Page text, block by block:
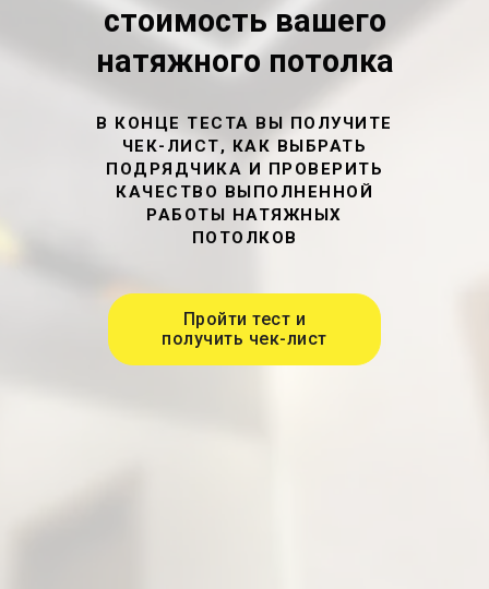
стоимость вашего
натяжного потолка
В КОНЦЕ ТЕСТА ВЫ ПОЛУЧИТЕ
ЧЕК-ЛИСТ, КАК ВЫБРАТЬ
ПОДРЯДЧИКА И ПРОВЕРИТЬ
КАЧЕСТВО ВЫПОЛНЕННОЙ
РАБОТЫ НАТЯЖНЫХ
ПОТОЛКОВ
Пройти тест и
получить чек-лист